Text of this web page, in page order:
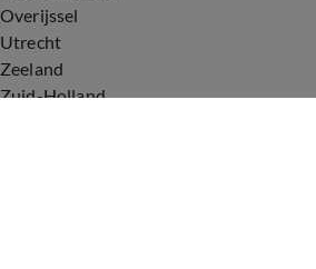
Overijssel
Utrecht
Zeeland
Zuid-Holland